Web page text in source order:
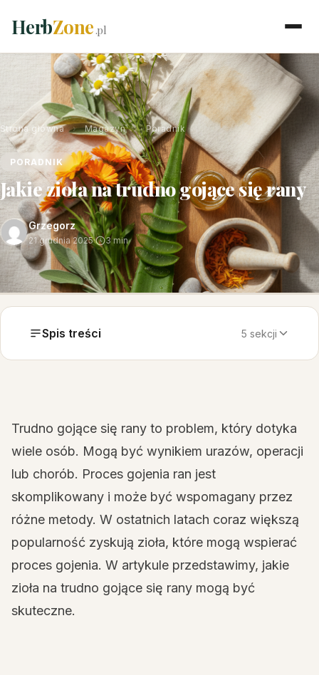
HerbZone.pl
Strona główna › Magazyn › Poradnik
PORADNIK
Jakie zioła na trudno gojące się rany
Grzegorz
21 grudnia 2025· 3 min
Spis treści 5 sekcji
Trudno gojące się rany to problem, który dotyka
wiele osób. Mogą być wynikiem urazów, operacji
lub chorób. Proces gojenia ran jest
skomplikowany i może być wspomagany przez
różne metody. W ostatnich latach coraz większą
popularność zyskują zioła, które mogą wspierać
proces gojenia. W artykule przedstawimy, jakie
zioła na trudno gojące się rany mogą być
skuteczne.